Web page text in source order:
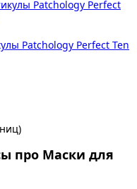
Patchology Perfect Ten
про Маски для